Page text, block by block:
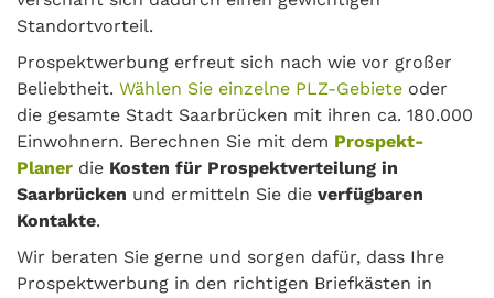
Standortvorteil.
Prospektwerbung erfreut sich nach wie vor großer
Beliebtheit. Wählen Sie einzelne PLZ-Gebiete oder
die gesamte Stadt Saarbrücken mit ihren ca. 180.000
Einwohnern. Berechnen Sie mit dem Prospekt-
Planer die Kosten für Prospektverteilung in
Saarbrücken und ermitteln Sie die verfügbaren
Kontakte.
Wir beraten Sie gerne und sorgen dafür, dass Ihre
Prospektwerbung in den richtigen Briefkästen in